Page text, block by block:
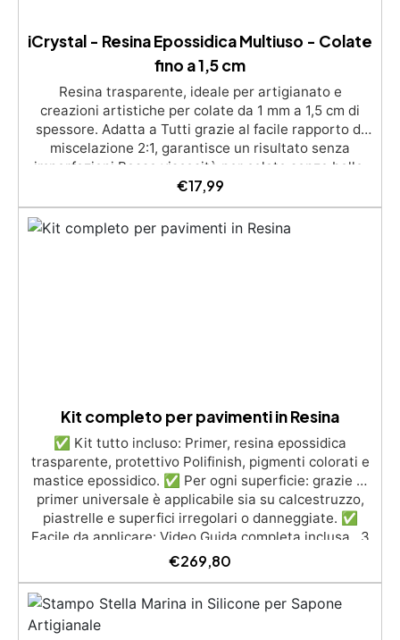
iCrystal - Resina Epossidica Multiuso - Colate
fino a 1,5 cm
Resina trasparente, ideale per artigianato e
creazioni artistiche per colate da 1 mm a 1,5 cm di
spessore. Adatta a Tutti grazie al facile rapporto di
miscelazione 2:1, garantisce un risultato senza
imperfezioni Bassa viscosità per colate senza bolle,
compatibile con legno, silicone, vetro, metallo e altri
materiali. Certificata post-catalisi atossica e sicura
per il contatto con la pelle, Bpa Free e senza Solventi
(Voc Free) Superficie lucida, autolivellante e con filtri
€17,99
Kit completo per pavimenti in Resina
✅ Kit tutto incluso: Primer, resina epossidica
trasparente, protettivo Polifinish, pigmenti colorati e
mastice epossidico. ✅ Per ogni superficie: grazie al
primer universale è applicabile sia su calcestruzzo,
piastrelle e superfici irregolari o danneggiate. ✅
Facile da applicare: Video Guida completa inclusa, 3
semplici passaggi, dalla preparazione della superficie
alla finitura protettiva antigraffio. ✅ Risultati
professionali: Sistema autolivellante, resistente ai
raggi UV, duraturo e con finitura lucida o satinata. ✅
Personalizzabile: Disponibile in kit per metrature da
€269,80